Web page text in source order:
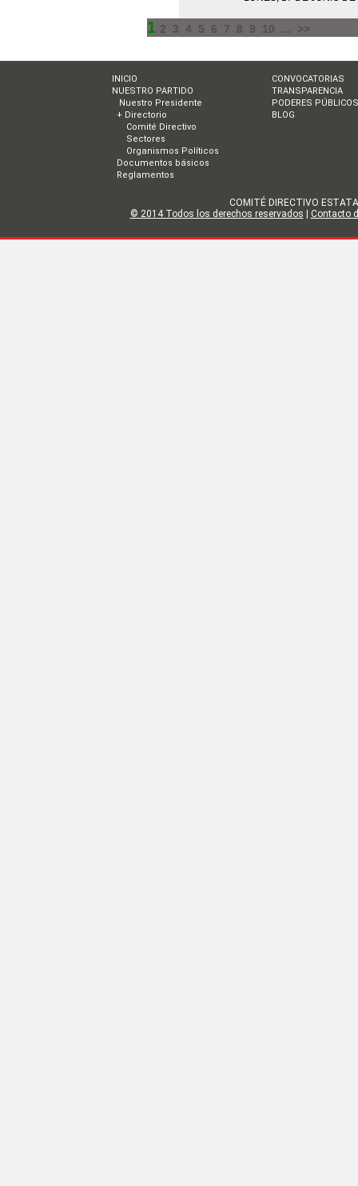
1 2 3 4 5 6 7 8 9 10 ... >>
INICIO
NUESTRO PARTIDO
Nuestro Presidente
+ Directorio
Comité Directivo
Sectores
Organismos Políticos
Documentos básicos
Reglamentos
CONVOCATORIAS
TRANSPARENCIA
PODERES PÚBLICOS
BLOG
COMITÉ DIRECTIVO
© 2014 Todos los derechos reservados
Contacto